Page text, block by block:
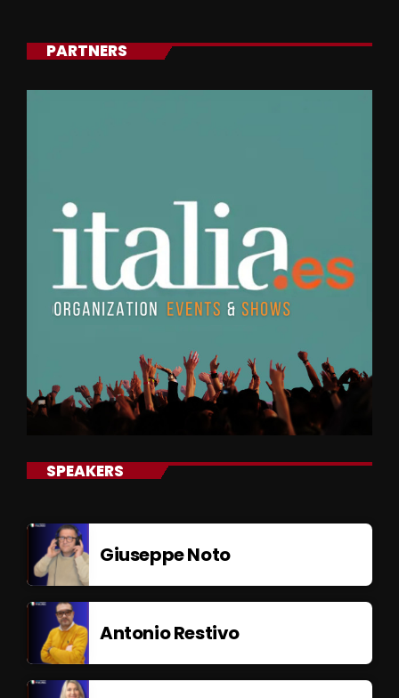
PARTNERS
SPEAKERS
Giuseppe Noto
Antonio Restivo